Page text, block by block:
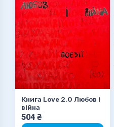
Книга Love 2.0 Любов і
війна
504 ₴